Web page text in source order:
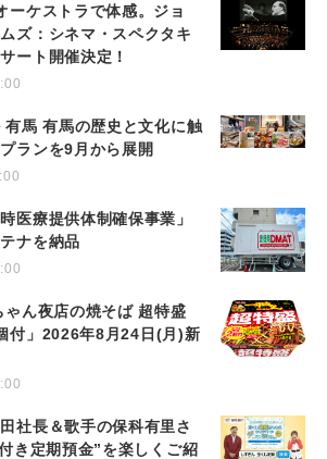
ーケストラで体感。ジョ
ズ：シネマ・スペクタキ
ート開催決定！
有馬 有馬の歴史と文化に触
ランを9月から展開
医療提供体制確保事業」
ナを納品
ゃん夜店の焼そば 超特盛
付」2026年8月24日(月)新
社長＆歌手の保科有里さ
き定期預金”を楽しくご紹